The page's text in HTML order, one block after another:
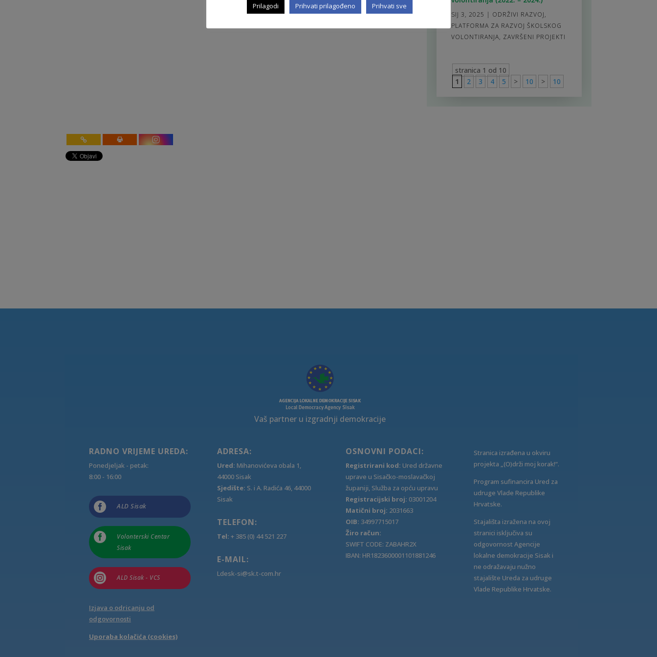
SIJ 3, 2025 | ODRŽIVI RAZVOJ,
PLATFORMA ZA RAZVOJ ŠKOLSKOG
VOLONTIRANJA, ZAVRŠENI PROJEKTI
stranica 1 od 10
1
2 3 4 5 > 10 > 10
Vaš partner u izgradnji demokracije
RADNO VRIJEME UREDA:
Ponedjeljak - petak:
8:00 - 16:00
 ALD Sisak

Volonterski Centar
Sisak
 ALD Sisak - VCS
Izjava o odricanju od
odgovornosti
Uporaba kolačića (cookies)
ADRESA:
Ured: Mihanovićeva obala 1,
44000 Sisak
Sjedište: S. i A. Radića 46, 44000
Sisak
TELEFON:
Tel: + 385 (0) 44 521 227
E-MAIL:
Ldesk-si@sk.t-com.hr
OSNOVNI PODACI:
Registrirani kod: Ured državne
uprave u Sisačko-moslavačkoj
županiji, Služba za opću upravu
Registracijski broj: 03001204
Matični broj: 2031663
OIB: 34997715017
Žiro račun:
SWIFT CODE: ZABAHR2X
IBAN: HR1823600001101881246
Stranica izrađena u okviru
projekta „(O)drži moj korak!“.
Program sufinancira Ured za
udruge Vlade Republike
Hrvatske.
Stajališta izražena na ovoj
stranici isključiva su
odgovornost Agencije
lokalne demokracije Sisak i
ne odražavaju nužno
stajalište Ureda za udruge
Vlade Republike Hrvatske.
Prilagodi Prihvati prilagođeno Prihvati sve